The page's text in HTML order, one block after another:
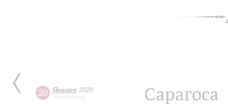
20 Января 2020
понедельник Сарагоса